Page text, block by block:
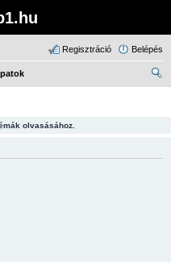
Belépés
Regisztráció
olvasásához.